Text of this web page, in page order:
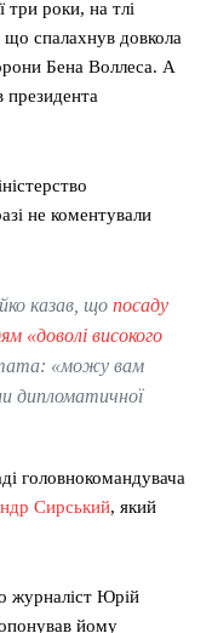
три роки, на тлі
що спалахнув довкола
Бена Воллеса. А
президента
не коментували
казав, що посаду
«доволі високого
«можу вам
дипломатичної
головнокомандувача
Сирський, який
журналіст Юрій
йому